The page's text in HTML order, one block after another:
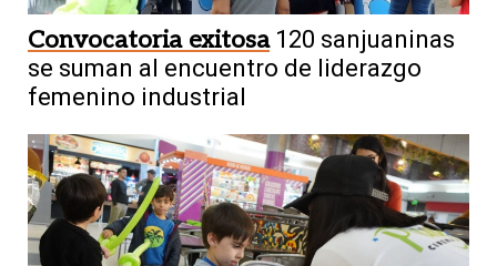
Convocatoria exitosa 120 sanjuaninas
se suman al encuentro de liderazgo
femenino industrial